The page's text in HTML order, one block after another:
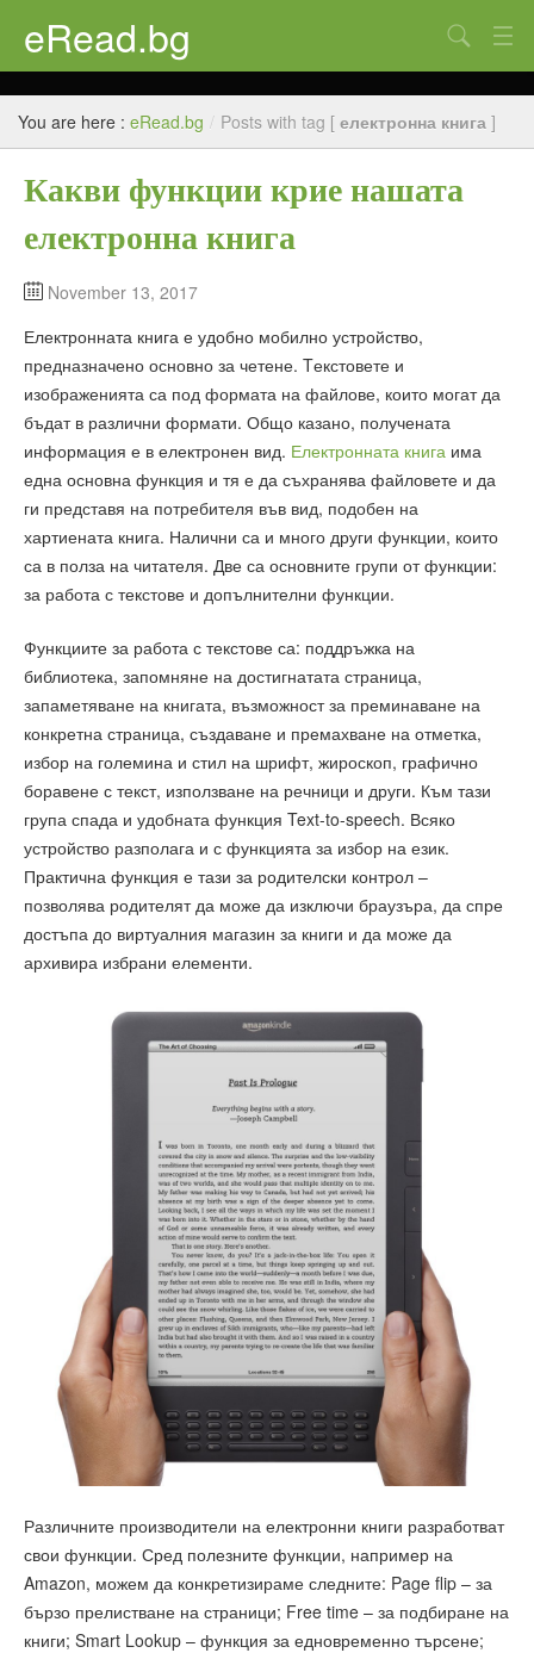
eRead.bg
Начало
Online магазин
Новини
Полезно
Галерия
Блог
Контакти
Search
You are here : eRead.bg / Posts with tag [ електронна книга ]
Какви функции крие нашата
електронна книга
November 13, 2017
Електронната книга е удобно мобилно устройство,
предназначено основно за четене. Tекстовете и
изображенията са под формата на файлове, които могат да
бъдат в различни формати. Общо казано, получената
информация е в електронен вид. Електронната книга има
една основна функция и тя е да съхранява файловете и да
ги представя на потребителя във вид, подобен на
хартиената книга. Налични са и много други функции, които
са в полза на читателя. Две са основните групи от функции:
за работа с текстове и допълнителни функции.
Функциите за работа с текстове са: поддръжка на
библиотека, запомняне на достигнатата страница,
запаметяване на книгата, възможност за преминаване на
конкретна страница, създаване и премахване на отметка,
избор на големина и стил на шрифт, жироскоп, графично
боравене с текст, използване на речници и други. Към тази
група спада и удобната функция Text-to-speech. Всяко
устройство разполага и с функцията за избор на език.
Практична функция е тази за родителски контрол –
позволява родителят да може да изключи браузъра, да спре
достъпа до виртуалния магазин за книги и да може да
архивира избрани елементи.
Различните производители на електронни книги разработват
свои функции. Сред полезните функции, например на
Amazon, можем да конкретизираме следните: Page flip – за
бързо прелистване на страници; Free time – за подбиране на
книги; Smart Lookup – функция за едновременно търсене;